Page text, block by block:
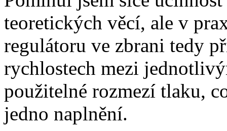
teoretických věcí, ale v
regulátoru ve zbrani tedy
rychlostech mezi
použitelné rozmezí tlaku,
jedno naplnění.